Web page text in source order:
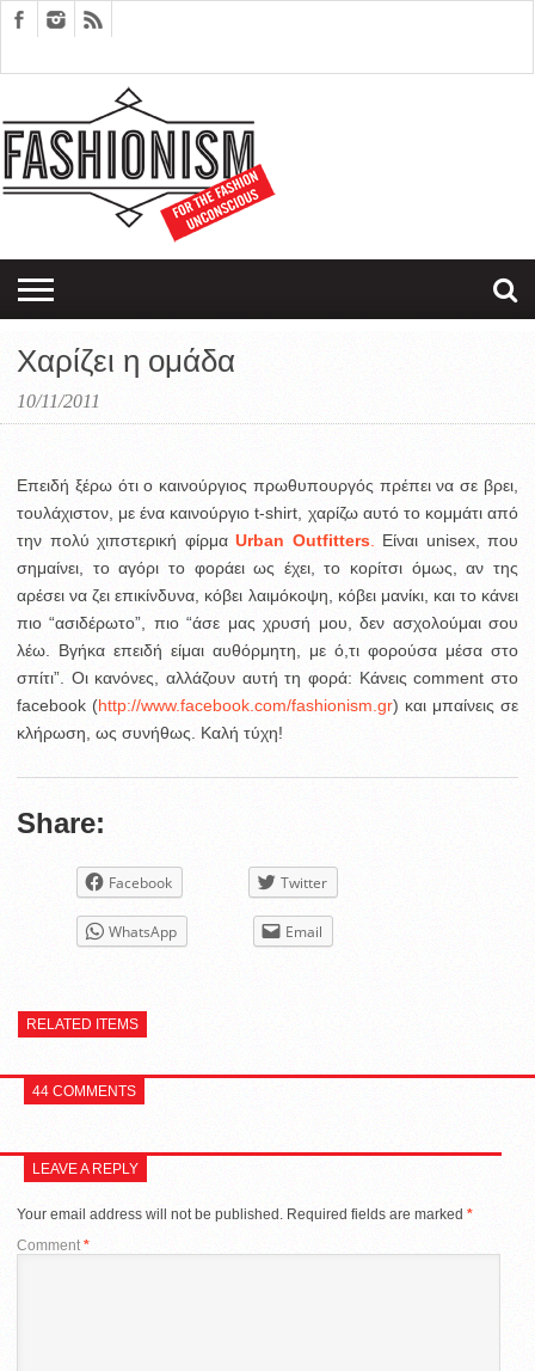
EDITORIALS
COUPLES
THERAPY
SARTORIAGRAM
Χαρίζει η ομάδα
10/11/2011
Επειδή ξέρω ότι ο καινούργιος πρωθυπουργός πρέπει να σε βρει,
τουλάχιστον, με ένα καινούργιο t-shirt, χαρίζω αυτό το κομμάτι από
την πολύ χιπστερική φίρμα Urban Outfitters. Είναι unisex, που
σημαίνει, το αγόρι το φοράει ως έχει, το κορίτσι όμως, αν της
αρέσει να ζει επικίνδυνα, κόβει λαιμόκοψη, κόβει μανίκι, και το κάνει
πιο “ασιδέρωτο”, πιο “άσε μας χρυσή μου, δεν ασχολούμαι σου
λέω. Βγήκα επειδή είμαι αυθόρμητη, με ό,τι φορούσα μέσα στο
σπίτι”. Οι κανόνες, αλλάζουν αυτή τη φορά: Κάνεις comment στο
facebook (http://www.facebook.com/fashionism.gr) και μπαίνεις σε
κλήρωση, ως συνήθως. Καλή τύχη!
Share:
Facebook Twitter
WhatsApp Email
RELATED ITEMS
44 COMMENTS
LEAVE A REPLY
Your email address will not be published. Required fields are marked *
Comment *